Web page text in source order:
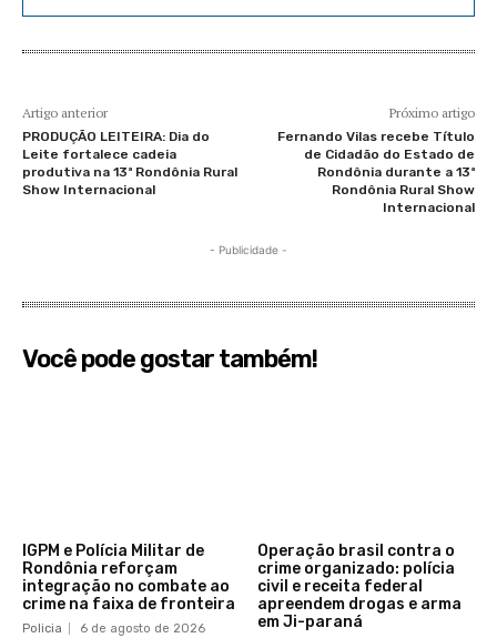
Artigo anterior
PRODUÇÃO LEITEIRA: Dia do
Leite fortalece cadeia
produtiva na 13ª Rondônia Rural
Show Internacional
Próximo artigo
Fernando Vilas recebe Título
de Cidadão do Estado de
Rondônia durante a 13ª
Rondônia Rural Show
Internacional
- Publicidade -
Você pode gostar também!
IGPM e Polícia Militar de
Rondônia reforçam
integração no combate ao
crime na faixa de fronteira
Policia 6 de agosto de 2026
Operação brasil contra o
crime organizado: polícia
civil e receita federal
apreendem drogas e arma
em Ji-paraná